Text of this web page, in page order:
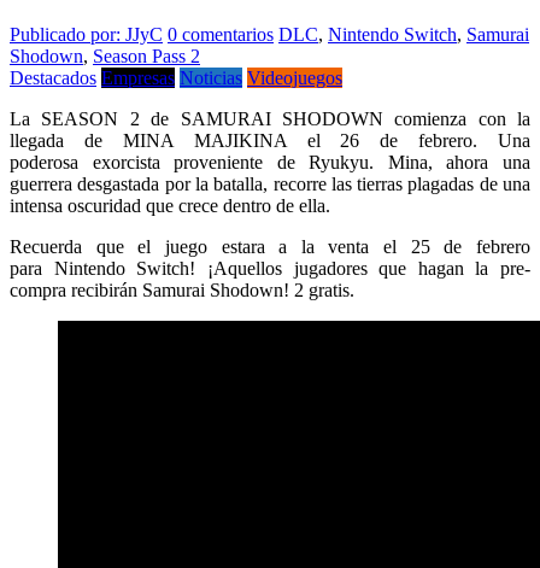
Publicado por: JJyC 0 comentarios DLC, Nintendo Switch, Samurai
Shodown, Season Pass 2
Destacados Empresas Noticias Videojuegos
La SEASON 2 de SAMURAI SHODOWN comienza con la
llegada de MINA MAJIKINA el 26 de febrero. Una
poderosa exorcista proveniente de Ryukyu. Mina, ahora una
guerrera desgastada por la batalla, recorre las tierras plagadas de una
intensa oscuridad que crece dentro de ella.
Recuerda que el juego estara a la venta el 25 de febrero
para Nintendo Switch! ¡Aquellos jugadores que hagan la pre-
compra recibirán Samurai Shodown! 2 gratis.